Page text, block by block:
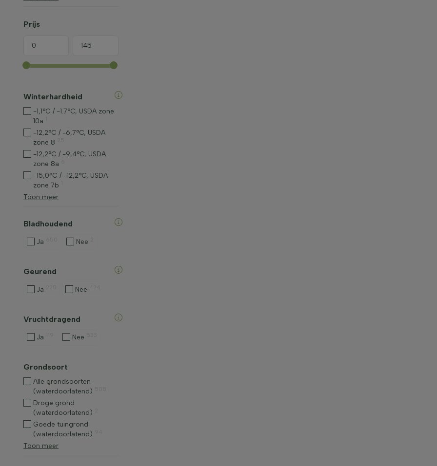
Prijs
Winterhardheid
-1,1°C / -1.7°C, USDA zone
10a
-12,2°C / -6,7°C, USDA
zone 8
-12,2°C / -9,4°C, USDA
zone 8a
-15,0°C / -12,2°C, USDA
zone 7b
Toon meer
Bladhoudend
Ja Nee
Geurend
Ja Nee
Vruchtdragend
Ja Nee
Grondsoort
Alle grondsoorten
(waterdoorlatend)
Droge grond
(waterdoorlatend)
Goede tuingrond
(waterdoorlatend)
Toon meer